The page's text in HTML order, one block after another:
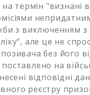
на термін "визнані
з виключенням з
але це не
без його
на
відповідні
реєстру